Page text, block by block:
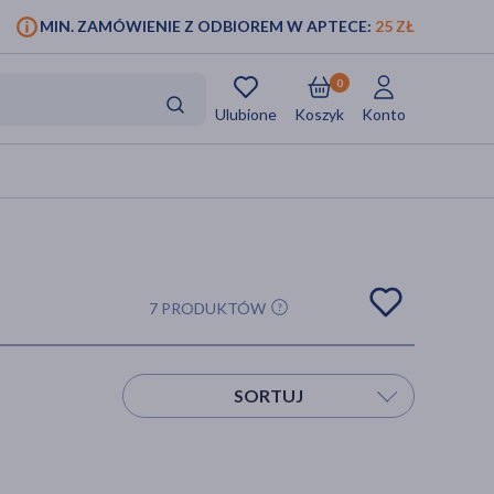
MIN. ZAMÓWIENIE Z ODBIOREM W APTECE: 25 ZŁ
Ulubione Koszyk
0
Konto
7 PRODUKTÓW
SORTUJ